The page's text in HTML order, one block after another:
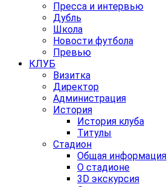
Пресса и интервью
Дубль
Школа
Новости футбола
Превью
КЛУБ
Визитка
Директор
Администрация
История
История клуба
Титулы
Стадион
Общая информация
О стадионе
3D экскурсия